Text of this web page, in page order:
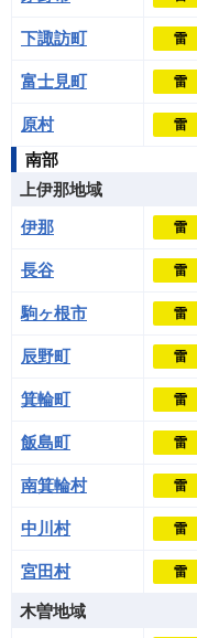
下諏訪町 雷
富士見町 雷
原村 雷
南部
上伊那地域
伊那
雷
長谷 雷
駒ヶ根市 雷
辰野町 雷
箕輪町 雷
飯島町 雷
南箕輪村 雷
中川村 雷
宮田村 雷
木曽地域